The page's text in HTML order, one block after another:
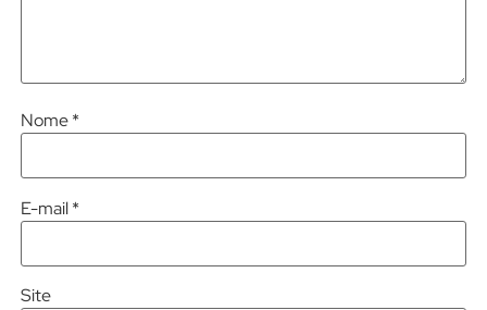
Nome*
E-mail*
Site